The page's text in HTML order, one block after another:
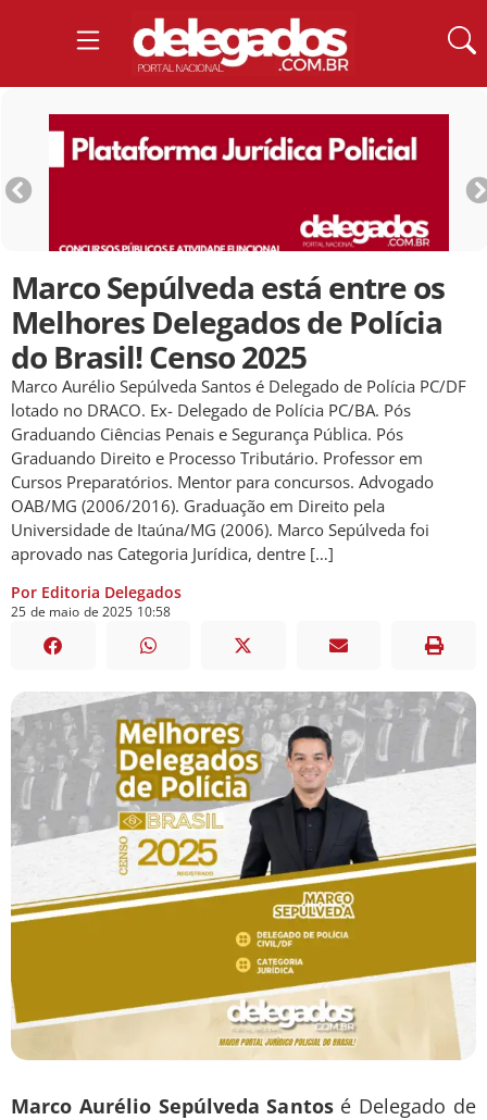
Marco Sepúlveda está entre os
Melhores Delegados de Polícia
do Brasil! Censo 2025
Marco Aurélio Sepúlveda Santos é Delegado de Polícia PC/DF
lotado no DRACO. Ex- Delegado de Polícia PC/BA. Pós
Graduando Ciências Penais e Segurança Pública. Pós
Graduando Direito e Processo Tributário. Professor em
Cursos Preparatórios. Mentor para concursos. Advogado
OAB/MG (2006/2016). Graduação em Direito pela
Universidade de Itaúna/MG (2006). Marco Sepúlveda foi
aprovado nas Categoria Jurídica, dentre […]
Por Editoria Delegados
25 de maio de 2025 10:58
Marco Aurélio Sepúlveda Santosé Delegado de